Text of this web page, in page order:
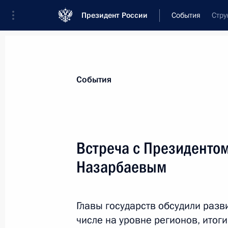
Президент России События
Новости
Послания Федеральному Собранию
Заявления по важнейшим вопросам
Речи и обращения
События
Встреча с
Назарбаевым
Главы государств обсудили
числе на уровне регионов,